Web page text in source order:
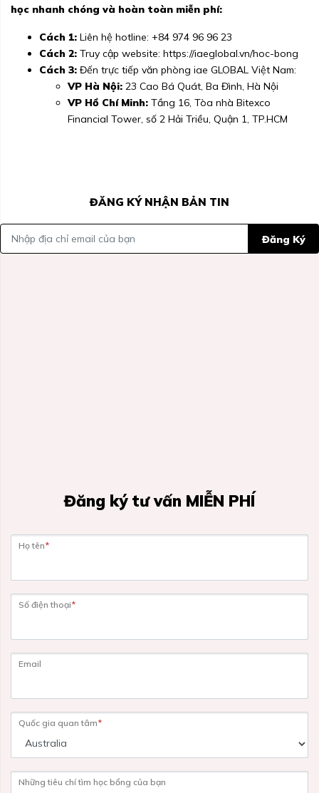
học nhanh chóng và hoàn toàn miễn phí:
Cách 1: Liên hệ hotline: +84 974 96 96 23
Cách 2: Truy cập website: https://iaeglobal.vn/hoc-bong
Cách 3: Đến trực tiếp văn phòng iae GLOBAL Việt Nam:
VP Hà Nội: 23 Cao Bá Quát, Ba Đình, Hà Nội
VP Hồ Chí Minh: Tầng 16, Tòa nhà Bitexco
Financial Tower, số 2 Hải Triều, Quận 1, TP.HCM
ĐĂNG KÝ NHẬN BẢN TIN
Đăng Ký
Đăng ký tư vấn MIỄN PHÍ
Họ tên*
Số điện thoại*
Email
Quốc gia quan tâm*
Những tiêu chí tìm học bổng của bạn